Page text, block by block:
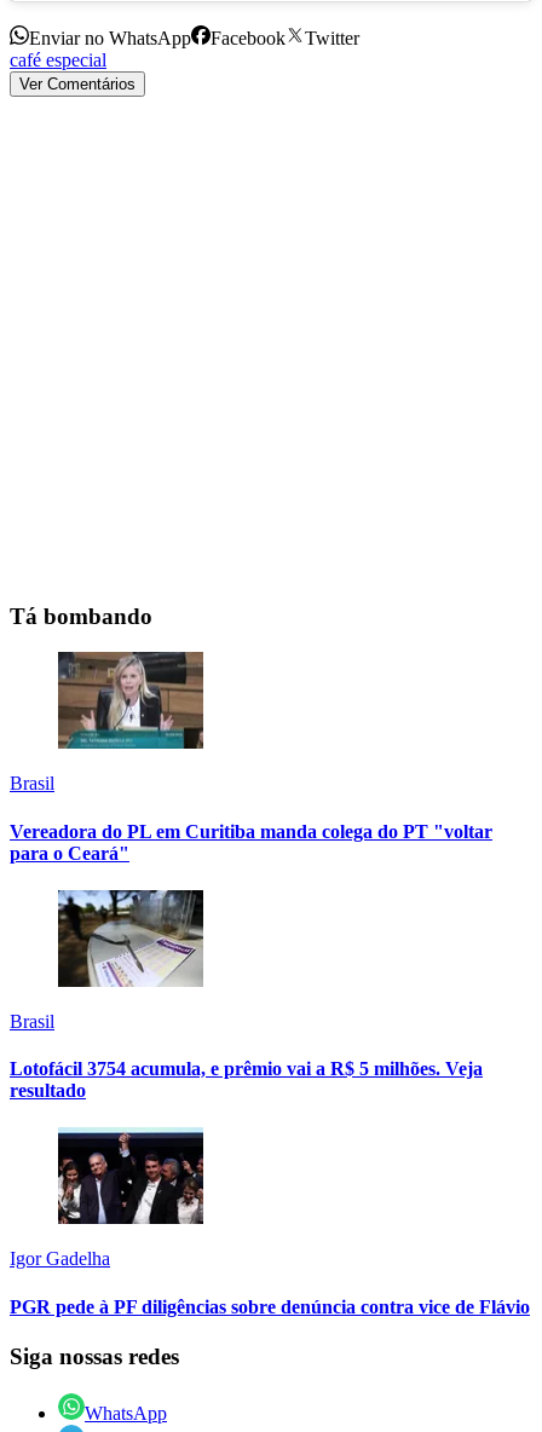
Enviar no WhatsApp Facebook
Twitter
café especial
Ver Comentários
Tá bombando
Brasil
Vereadora do PL em Curitiba manda colega do PT "voltar
para o Ceará"
Brasil
Lotofácil 3754 acumula, e prêmio vai a R$ 5 milhões. Veja
resultado
Igor Gadelha
PGR pede à PF diligências sobre denúncia contra vice de Flávio
Siga nossas redes
WhatsApp